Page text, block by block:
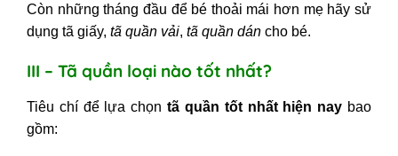
Còn những tháng đầu để bé thoải mái hơn mẹ hãy sử
dụng tã giấy, tã quần vải, tã quần dán cho bé.
III – Tã quần loại nào tốt nhất?
Tiêu chí để lựa chọntã quần tốt nhất hiện nay bao
gồm: